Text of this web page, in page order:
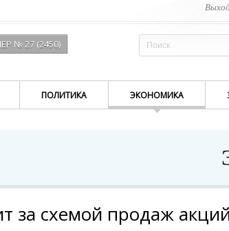
№ 27 (2450)
ПОЛИТИКА ЭКОНОМИКА
за схемой продаж